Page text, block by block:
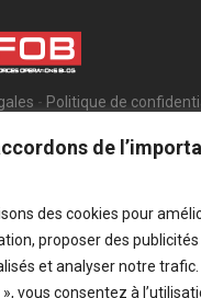
de
des cookies pour
proposer des
et analyser notre
vous consentez à
- Politique de